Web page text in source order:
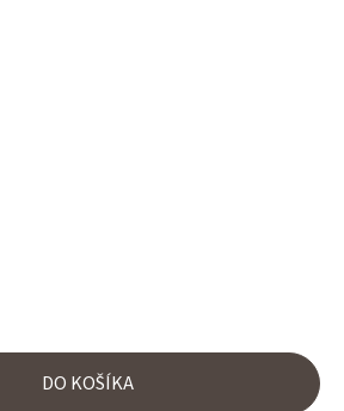
DO KOŠÍKA